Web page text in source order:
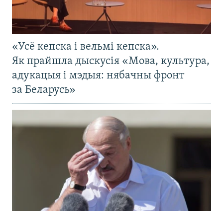
«Усё кепска і вельмі кепска».
Як прайшла дыскусія «Мова, культура,
адукацыя і мэдыя: нябачны фронт
за Беларусь»